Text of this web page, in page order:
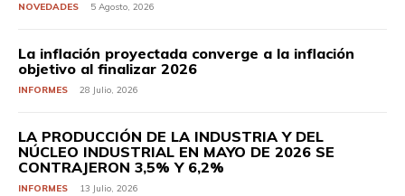
NOVEDADES 5 Agosto, 2026
La inflación proyectada converge a la inflación
objetivo al finalizar 2026
INFORMES 28 Julio, 2026
LA PRODUCCIÓN DE LA INDUSTRIA Y DEL
NÚCLEO INDUSTRIAL EN MAYO DE 2026 SE
CONTRAJERON 3,5% Y 6,2%
INFORMES 13 Julio, 2026